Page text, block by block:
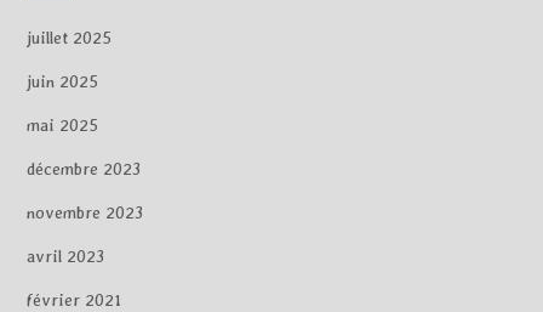
juillet 2025
juin 2025
mai 2025
décembre 2023
novembre 2023
avril 2023
février 2021